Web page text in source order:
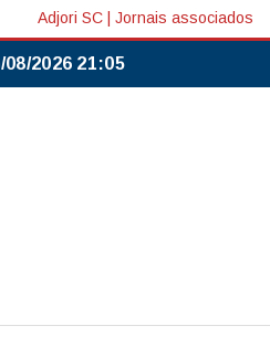
Adjori SC Jornais associados
2026 21:05